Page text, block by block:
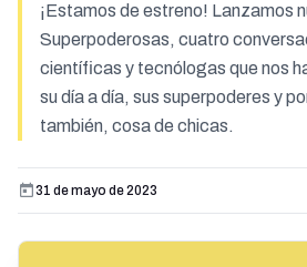
¡Estamos de estreno! Lanzamos
Superpoderosas, cuatro
científicas y tecnólogas que nos
su día a día, sus superpoderes y
también, cosa de chicas.
31 de mayo de 2023